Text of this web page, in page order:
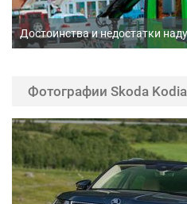
Достоинства и недостатки
Фотографии Skoda